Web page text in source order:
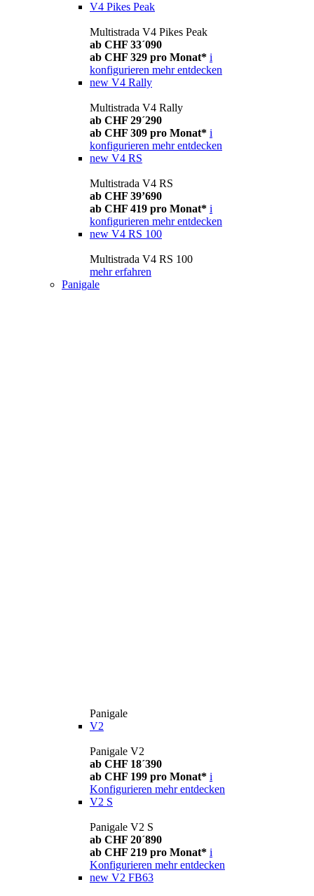
V4 Pikes Peak
Multistrada V4 Pikes Peak
ab CHF 33´090
ab CHF 329 pro Monat* i
konfigurieren mehr entdecken
new V4 Rally
Multistrada V4 Rally
ab CHF 29´290
ab CHF 309 pro Monat* i
konfigurieren mehr entdecken
new V4 RS
Multistrada V4 RS
ab CHF 39’690
ab CHF 419 pro Monat* i
konfigurieren mehr entdecken
new V4 RS 100
Multistrada V4 RS 100
mehr erfahren
Panigale
Panigale
V2
Panigale V2
ab CHF 18´390
ab CHF 199 pro Monat* i
Konfigurieren mehr entdecken
V2 S
Panigale V2 S
ab CHF 20´890
ab CHF 219 pro Monat* i
Konfigurieren mehr entdecken
new V2 FB63